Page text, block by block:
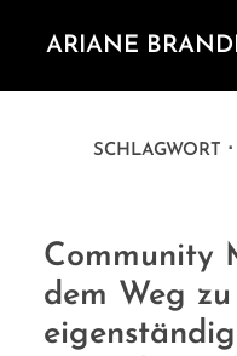
ARIANE
SCHLAGWORT
Community
dem Weg